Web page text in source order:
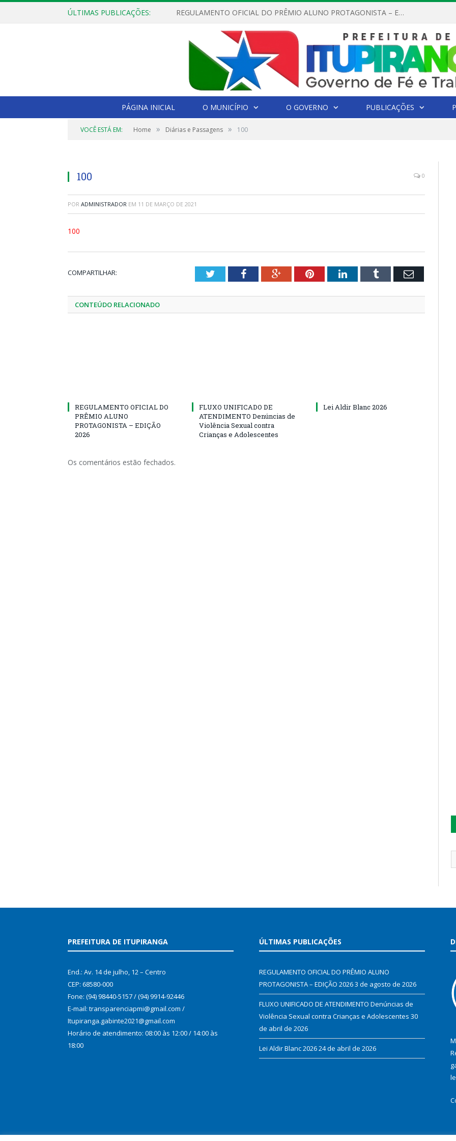
ÚLTIMAS PUBLICAÇÕES: REGULAMENTO OFICIAL DO PRÊMIO ALUNO PROTAGONISTA – EDIÇÃO 2026
PÁGINA INICIAL O MUNICÍPIO O GOVERNO PUBLICAÇÕES
VOCÊ ESTÁ EM: Home » Diárias e Passagens » 100
100 0
POR ADMINISTRADOR EM 11 DE MARÇO DE 2021
100
COMPARTILHAR: TwitterFacebookGoogle+PinterestLinkedInTumblr Email
CONTEÚDO RELACIONADO
REGULAMENTO OFICIAL DO
PRÊMIO ALUNO
PROTAGONISTA – EDIÇÃO
2026
FLUXO UNIFICADO DE
ATENDIMENTO Denúncias de
Violência Sexual contra
Crianças e Adolescentes
Lei Aldir Blanc 2026
Os comentários estão fechados.
PREFEITURA DE ITUPIRANGA
End.: Av. 14 de julho, 12 – Centro
CEP: 68580-000
Fone: (94) 98440-5157 / (94) 9914-92446
E-mail: transparenciapmi@gmail.com /
Itupiranga.gabinte2021@gmail.com
Horário de atendimento: 08:00 às 12:00 / 14:00 às
18:00
ÚLTIMAS PUBLICAÇÕES
REGULAMENTO OFICIAL DO PRÊMIO ALUNO
PROTAGONISTA – EDIÇÃO 20263 de agosto de 2026
FLUXO UNIFICADO DE ATENDIMENTO Denúncias de
Violência Sexual contra Crianças e Adolescentes 30
de abril de 2026
Lei Aldir Blanc 202624 de abril de 2026